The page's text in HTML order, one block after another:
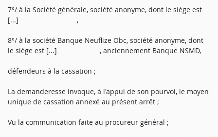
7°/ à la Société générale, société anonyme, dont le siège est
[...] ,
8°/ à la société Banque Neuflize Obc, société anonyme, dont
le siège est [...] , anciennement Banque NSMD,
défendeurs à la cassation ;
La demanderesse invoque, à l'appui de son pourvoi, le moyen
unique de cassation annexé au présent arrêt ;
Vu la communication faite au procureur général ;